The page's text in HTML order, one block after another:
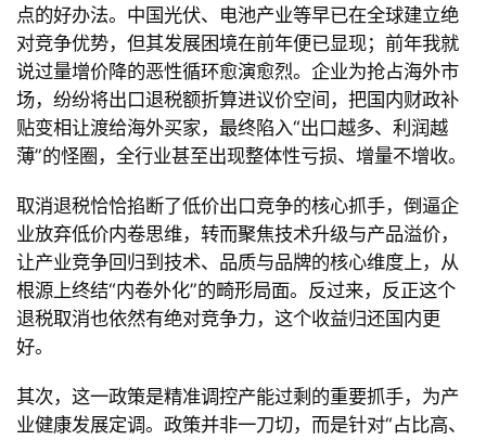
点的好办法。中国光伏、电池产业等早已在全球建立绝
对竞争优势，但其发展困境在前年便已显现；前年我就
说过量增价降的恶性循环愈演愈烈。企业为抢占海外市
场，纷纷将出口退税额折算进议价空间，把国内财政补
贴变相让渡给海外买家，最终陷入“出口越多、利润越
薄”的怪圈，全行业甚至出现整体性亏损、增量不增收。
取消退税恰恰掐断了低价出口竞争的核心抓手，倒逼企
业放弃低价内卷思维，转而聚焦技术升级与产品溢价，
让产业竞争回归到技术、品质与品牌的核心维度上，从
根源上终结“内卷外化”的畸形局面。反过来，反正这个
退税取消也依然有绝对竞争力，这个收益归还国内更
好。
其次，这一政策是精准调控产能过剩的重要抓手，为产
业健康发展定调。政策并非一刀切，而是针对“占比高、